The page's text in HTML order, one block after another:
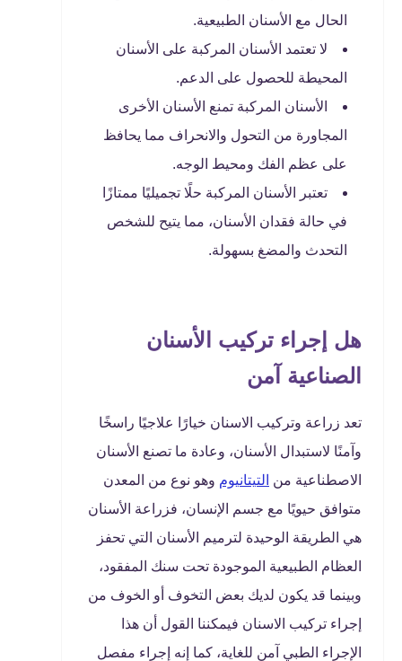
الحال مع الأسنان الطبيعية.
لا تعتمد الأسنان المركبة على الأسنان
المحيطة للحصول على الدعم.
الأسنان المركبة تمنع الأسنان الأخرى
المجاورة من التحول والانحراف مما يحافظ
على عظم الفك ومحيط الوجه.
تعتبر الأسنان المركبة حلًا تجميليًا ممتازًا
في حالة فقدان الأسنان، مما يتيح للشخص
التحدث والمضغ بسهولة.
هل إجراء تركيب الأسنان
الصناعية آمن
تعد زراعة وتركيب الاسنان خيارًا علاجيًا راسخًا
وآمنًا لاستبدال الأسنان، وعادة ما تصنع الأسنان
الاصطناعية من التيتانيوم وهو نوع من المعدن
متوافق حيويًا مع جسم الإنسان، فزراعة الأسنان
هي الطريقة الوحيدة لترميم الأسنان التي تحفز
العظام الطبيعية الموجودة تحت سنك المفقود،
وبينما قد يكون لديك بعض التخوف أو الخوف من
إجراء تركيب الاسنان فيمكننا القول أن هذا
الإجراء الطبي آمن للغاية، كما إنه إجراء مفصل